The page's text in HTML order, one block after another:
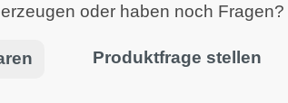
oder haben noch Fragen?
Produktfrage stellen